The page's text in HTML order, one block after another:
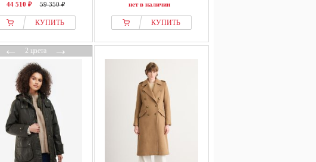
44 510 ₽ 59 350 ₽
КУПИТЬ
нет в наличии
КУПИТЬ
←2 цвета→